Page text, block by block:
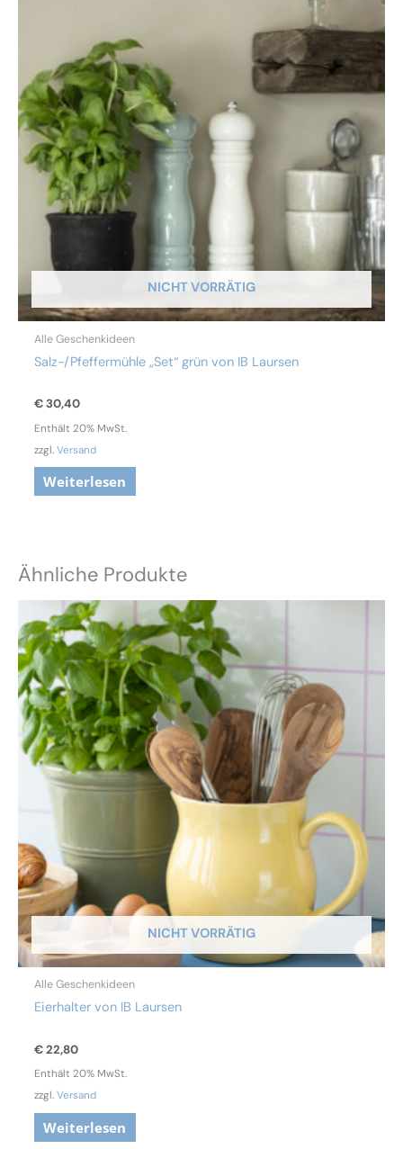
NICHT VORRÄTIG
Alle Geschenkideen
Salz-/Pfeffermühle „Set“ grün von IB Laursen
€30,40
Enthält 20% MwSt.
zzgl.Versand
Weiterlesen
Ähnliche Produkte
NICHT VORRÄTIG
Alle Geschenkideen
Eierhalter von IB Laursen
€22,80
Enthält 20% MwSt.
zzgl.Versand
Weiterlesen